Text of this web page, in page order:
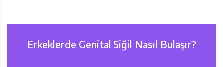
Erkeklerde Genital Siğil Nasıl Bulaşır?